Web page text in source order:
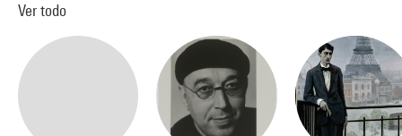
Ver todo